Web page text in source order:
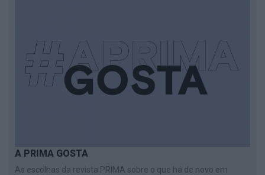
A PRIMA GOSTA
As escolhas da revista PRIMA sobre o que há de novo em